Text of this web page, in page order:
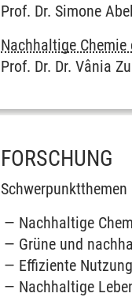
Prof. Dr. Simone
Nachhaltige Chemie
Prof. Dr. Dr. Vânia
FORSCHUNG
Nachhaltige
Grüne und
Effiziente
Nachhaltige